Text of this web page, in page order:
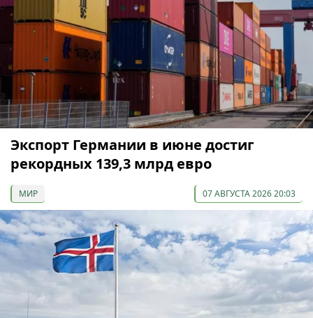
Экспорт Германии в июне достиг
рекордных 139,3 млрд евро
МИР 07 АВГУСТА 2026 20:03